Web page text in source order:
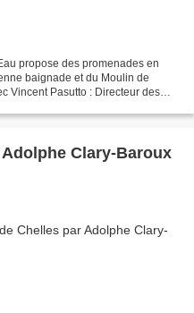
propose des promenades en
baignade et du Moulin de
Vincent Pasutto : Directeur des
Clary-Baroux